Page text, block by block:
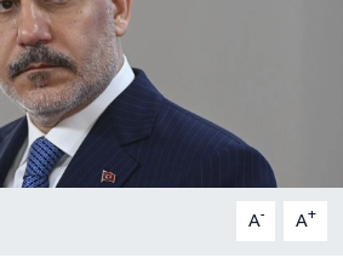
A- A+